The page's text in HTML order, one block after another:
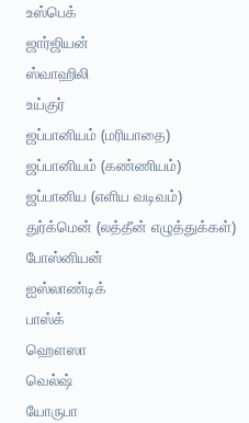
உஸ்பெக்
ஜார்ஜியன்
ஸ்வாஹிலி
உய்குர்
ஜப்பானியம் (மரியாதை)
ஜப்பானியம் (கண்ணியம்)
ஜப்பானிய (எளிய வடிவம்)
துர்க்மென் (லத்தீன் எழுத்துக்கள்)
போஸ்னியன்
ஐஸ்லாண்டிக்
பாஸ்க்
ஹௌஸா
வெல்ஷ்
யோருபா